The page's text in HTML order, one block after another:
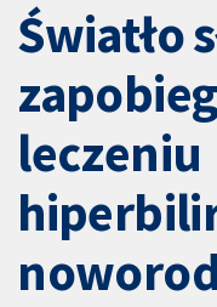
Światło
leczeniu